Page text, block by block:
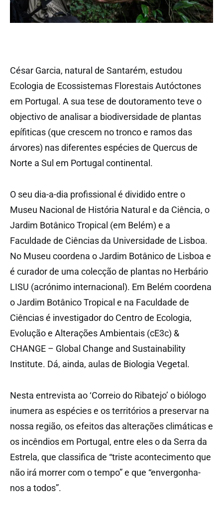
César Garcia, natural de Santarém, estudou
Ecologia de Ecossistemas Florestais Autóctones
em Portugal. A sua tese de doutoramento teve o
objectivo de analisar a biodiversidade de plantas
epífiticas (que crescem no tronco e ramos das
árvores) nas diferentes espécies de Quercus de
Norte a Sul em Portugal continental.
O seu dia-a-dia profissional é dividido entre o
Museu Nacional de História Natural e da Ciência, o
Jardim Botânico Tropical (em Belém) e a
Faculdade de Ciências da Universidade de Lisboa.
No Museu coordena o Jardim Botânico de Lisboa e
é curador de uma colecção de plantas no Herbário
LISU (acrónimo internacional). Em Belém coordena
o Jardim Botânico Tropical e na Faculdade de
Ciências é investigador do Centro de Ecologia,
Evolução e Alterações Ambientais (cE3c) &
CHANGE – Global Change and Sustainability
Institute. Dá, ainda, aulas de Biologia Vegetal.
Nesta entrevista ao ‘Correio do Ribatejo’ o biólogo
inumera as espécies e os territórios a preservar na
nossa região, os efeitos das alterações climáticas e
os incêndios em Portugal, entre eles o da Serra da
Estrela, que classifica de “triste acontecimento que
não irá morrer com o tempo” e que “envergonha-
nos a todos”.